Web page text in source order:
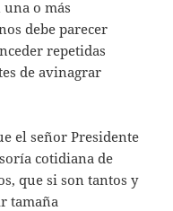
o más
debe parecer
repetidas
de avinagrar
el señor Presidente
cotidiana de
que si son tantos y
tamaña